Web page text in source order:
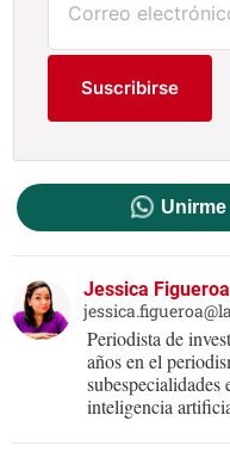
Suscribirse
Jessica Figueroa
Periodista de
años en el
inteligencia